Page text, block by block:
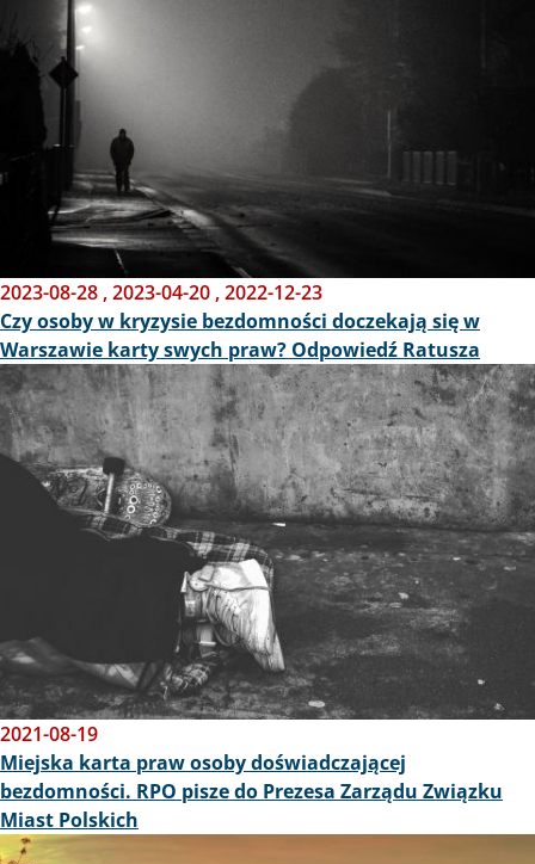
2023-08-28 ,2023-04-20 ,2022-12-23
Czy osoby w kryzysie bezdomności doczekają się w
Warszawie karty swych praw? Odpowiedź Ratusza
Obraz
2021-08-19
Miejska karta praw osoby doświadczającej
bezdomności. RPO pisze do Prezesa Zarządu Związku
Miast Polskich
Obraz